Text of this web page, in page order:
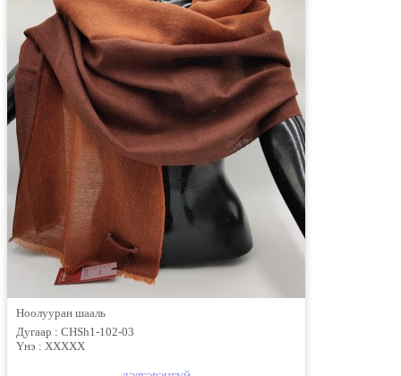
Ноолууран шааль
Дугаар : CHSh1-102-03
Үнэ : ХХХХХ